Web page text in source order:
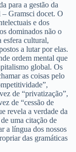
para a gestão da
– Gramsci docet. O
e dos
dominados não o
esfera cultural,
a lutar por elas.
ordem mental que
global. Os
as coisas pelo
de “privatização”,
de “cessão de
revela a verdade da
uma citação de
a língua dos nossos
das gramáticas